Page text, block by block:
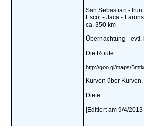
San Sebastian -
Escot - Jaca - Laruns
ca. 350 km
Übernachtung -
Die Route:
http://goo.gl/maps/
Kurven über
Diete
[Editiert am 9/4/